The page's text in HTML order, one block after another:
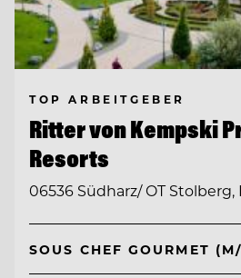
TOP ARBEITGEBER
Ritter von Kempski
Resorts
06536 Südharz/ OT
SOUS CHEF GOURMET